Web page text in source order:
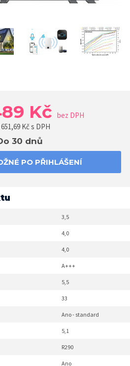
Kč bez DPH
Kč s DPH
30 dnů
PO PŘIHLÁŠENÍ
3,5
4,0
4,0
A+++
5,5
33
Ano - standard
5,1
R290
Ano